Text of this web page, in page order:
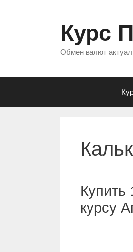
Курс
Обмен валют
курсу